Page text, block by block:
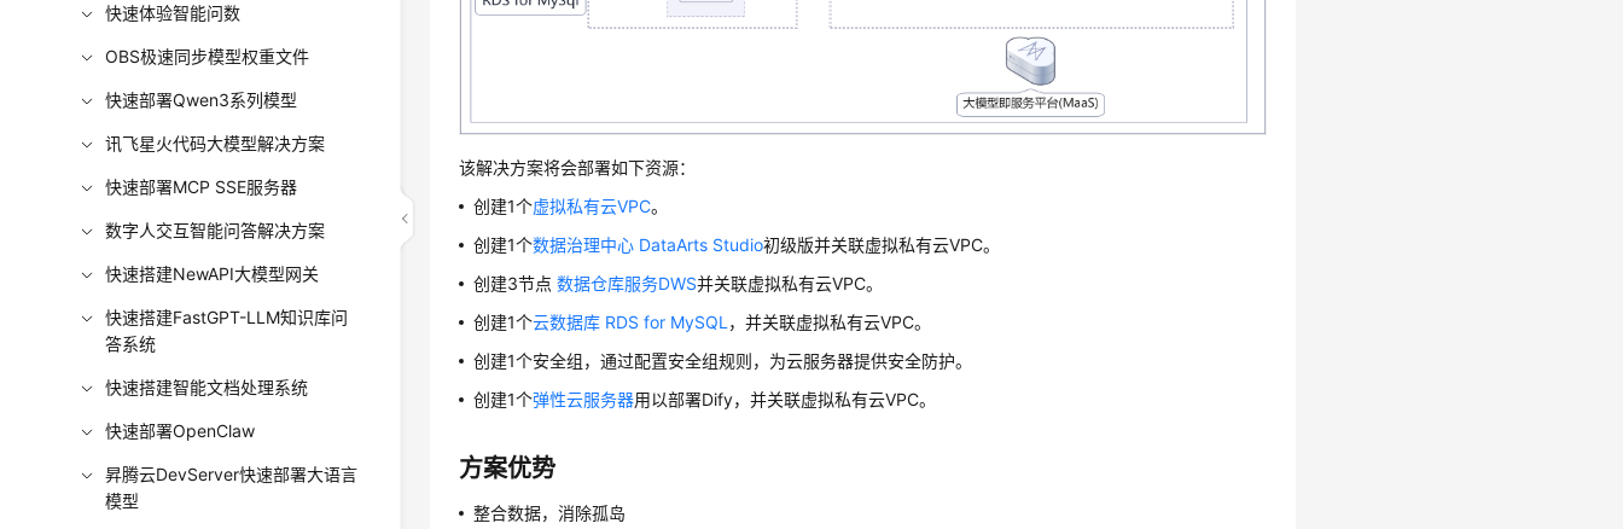
快速体验智能问数
OBS极速同步模型权重文件
快速部署Qwen3系列模型
讯飞星火代码大模型解决方案
快速部署MCP SSE服务器
数字人交互智能问答解决方案
快速搭建NewAPI大模型网关
快速搭建FastGPT-LLM知识库问
答系统
快速搭建智能文档处理系统
快速部署OpenClaw
昇腾云DevServer快速部署大语言
模型
该解决方案将会部署如下资源：
创建1个虚拟私有云VPC。
创建1个数据治理中心 DataArts Studio初级版并关联虚拟私有云VPC。
创建3节点数据仓库服务DWS并关联虚拟私有云VPC。
创建1个云数据库 RDS for MySQL ，并关联虚拟私有云VPC。
创建1个安全组，通过配置安全组规则，为云服务器提供安全防护。
创建1个弹性云服务器用以部署Dify，并关联虚拟私有云VPC。
方案优势
整合数据，消除孤岛